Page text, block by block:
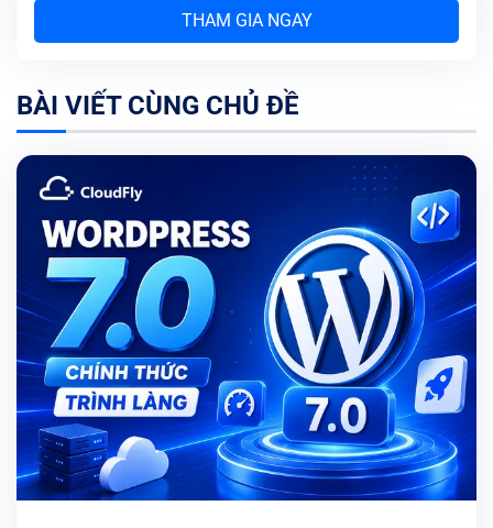
THAM GIA NGAY
BÀI VIẾT CÙNG CHỦ ĐỀ